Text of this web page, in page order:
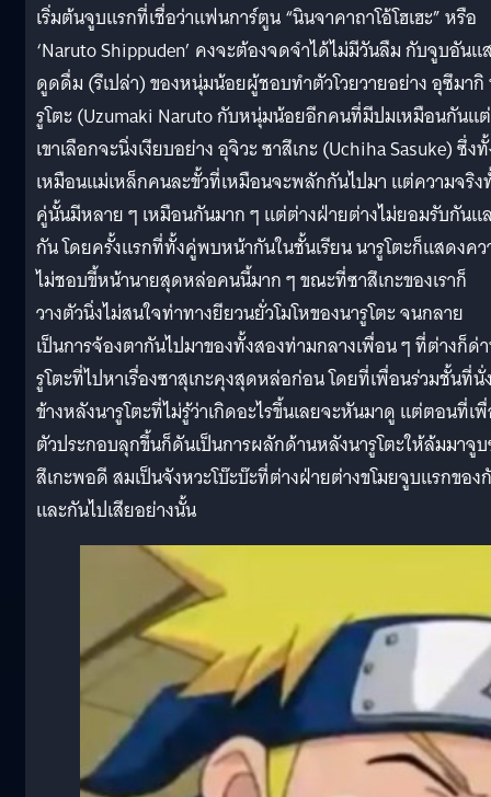
เริ่มต้นจูบแรกที่เชื่อว่าแฟนการ์ตูน “นินจาคาถาโอ้โฮเฮะ” หรือ
‘Naruto Shippuden’ คงจะต้องจดจำได้ไม่มีวันลืม กับจูบอันแ
ดูดดื่ม (รึเปล่า) ของหนุ่มน้อยผู้ชอบทำตัวโวยวายอย่าง อุซึมากิ
รูโตะ (Uzumaki Naruto กับหนุ่มน้อยอีกคนที่มีปมเหมือนกันแต่
เขาเลือกจะนิ่งเงียบอย่าง อุจิวะ ซาสึเกะ (Uchiha Sasuke) ซึ่ง
เหมือนแม่เหล็กคนละขั้วที่เหมือนจะพลักกันไปมา แต่ความจริง
คู่นั้นมีหลาย ๆ เหมือนกันมาก ๆ แต่ต่างฝ่ายต่างไม่ยอมรับกันแ
กัน โดยครั้งแรกที่ทั้งคู่พบหน้ากันในชั้นเรียน นารูโตะก็แสดงค
ไม่ชอบขี้หน้านายสุดหล่อคนนี้มาก ๆ ขณะที่ซาสึเกะของเราก็
วางตัวนิ่งไม่สนใจท่าทางยียวนยั่วโมโหของนารูโตะ จนกลาย
เป็นการจ้องตากันไปมาของทั้งสองท่ามกลางเพื่อน ๆ ที่ต่างก็ด่
รูโตะที่ไปหาเรื่องซาสุเกะคุงสุดหล่อก่อน โดยที่เพื่อนร่วมชั้นที่นั่
ข้างหลังนารูโตะที่ไม่รู้ว่าเกิดอะไรขึ้นเลยจะหันมาดู แต่ตอนที่เ
ตัวประกอบลุกขึ้นก็ดันเป็นการผลักด้านหลังนารูโตะให้ล้มมาจู
สึเกะพอดี สมเป็นจังหวะโบ๊ะบ๊ะที่ต่างฝ่ายต่างขโมยจูบแรกของ
และกันไปเสียอย่างนั้น